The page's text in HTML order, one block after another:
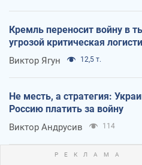
Кремль переносит войну в
угрозой критическая
Виктор Ягун 12,5 т.
Не месть, а стратегия:
Россию платить за войну
Виктор Андрусив 114